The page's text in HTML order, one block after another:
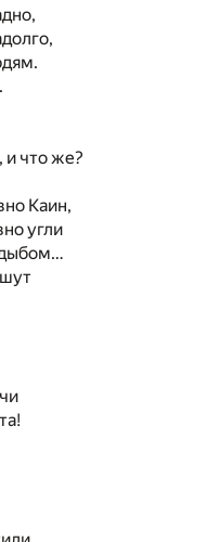
и что же?
Каин,
угли
дыбом…